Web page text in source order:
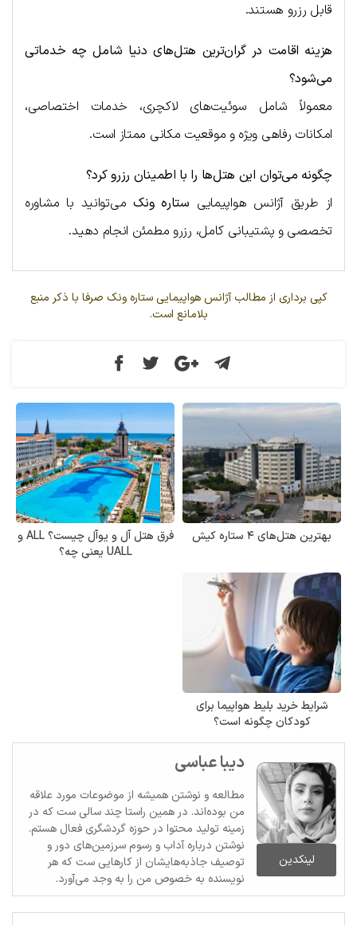
قابل رزرو هستند.
هزینه اقامت در گران‌ترین هتل‌های دنیا شامل چه خدماتی
می‌شود؟
معمولاً شامل سوئیت‌های لاکچری، خدمات اختصاصی،
امکانات رفاهی ویژه و موقعیت مکانی ممتاز است.
چگونه می‌توان این هتل‌ها را با اطمینان رزرو کرد؟
از طریق آژانس هواپیمایی ستاره ونکمی‌توانید با مشاوره
تخصصی و پشتیبانی کامل، رزرو مطمئن انجام دهید.
کپی برداری از مطالب آژانس هواپیمایی ستاره ونک صرفا با ذکر منبع
بلامانع است.
بهترین هتل‌های ۴ ستاره کیش
فرق هتل آل و یوآل چیست؟ ALL و
UALL یعنی چه؟
شرایط خرید بلیط هواپیما برای
کودکان چگونه است؟
لینکدین
دیبا عباسی
مطالعه و نوشتن همیشه از موضوعات مورد علاقه
من بوده‌اند. در همین راستا چند سالی ست که در
زمینه تولید محتوا در حوزه گردشگری فعال هستم.
نوشتن درباره آداب و رسوم سرزمین‌های دور و
توصیف جاذبه‌هایشان از کارهایی ست که هر
نویسنده به خصوص من را به وجد می‌آورد.